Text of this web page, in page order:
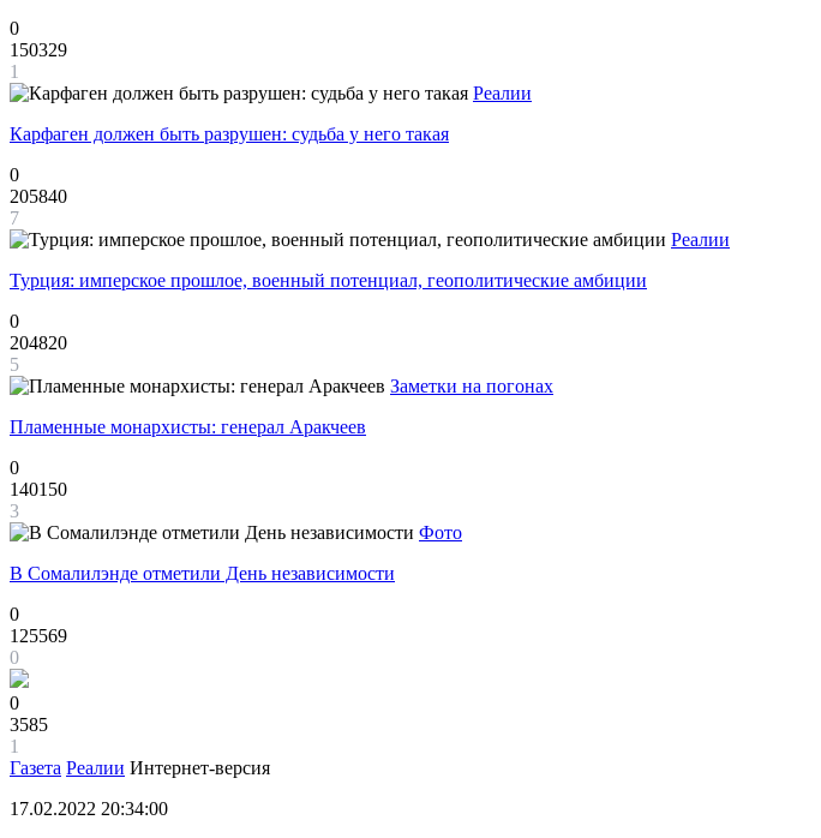
0
150329
1
Реалии
Карфаген должен быть разрушен: судьба у него такая
0
205840
7
Реалии
Турция: имперское прошлое, военный потенциал, геополитические амбиции
0
204820
5
Заметки на погонах
Пламенные монархисты: генерал Аракчеев
0
140150
3
Фото
В Сомалилэнде отметили День независимости
0
125569
0
0
3585
1
Газета Реалии Интернет-версия
17.02.2022 20:34:00